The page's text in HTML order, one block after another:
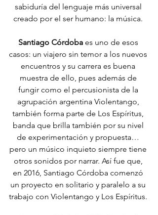
sabiduría del lenguaje más universal
creado por el ser humano: la música.
Santiago Córdoba es uno de esos
casos: un viajero sin temor a los nuevos
encuentros y su carrera es buena
muestra de ello, pues además de
fungir como el percusionista de la
agrupación argentina Violentango,
también forma parte de Los Espíritus,
banda que brilla también por su nivel
de experimentación y propuesta…
pero un músico inquieto siempre tiene
otros sonidos por narrar. Así fue que,
en 2016, Santiago Córdoba comenzó
un proyecto en solitario y paralelo a su
trabajo con Violentango y Los Espíritus.